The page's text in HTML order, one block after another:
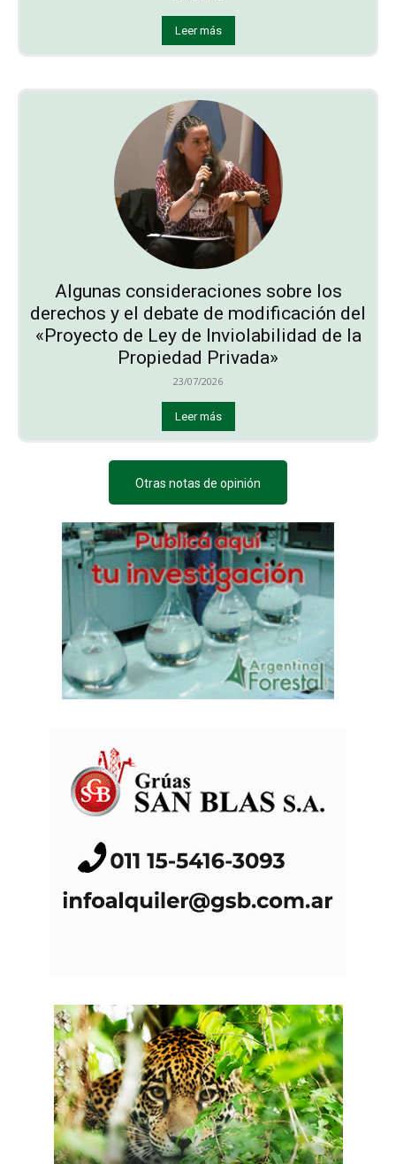
Leer más
Algunas consideraciones sobre los
derechos y el debate de modificación del
«Proyecto de Ley de Inviolabilidad de la
Propiedad Privada»
23/07/2026
Leer más
Otras notas de opinión